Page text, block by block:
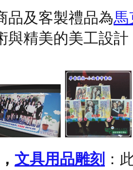
品及客製禮品為馬
與精美的美工設
， 文具用品雕刻 ：